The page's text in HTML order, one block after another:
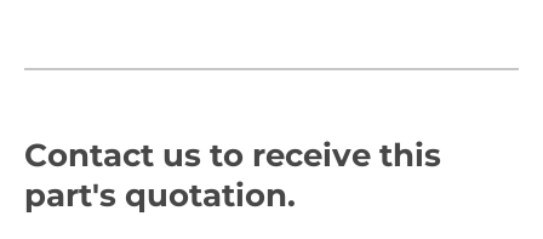
Contact us to receive this
part's quotation.